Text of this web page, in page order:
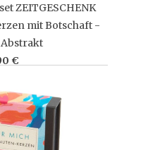
ZEITGESCHENK
mit Botschaft -
€